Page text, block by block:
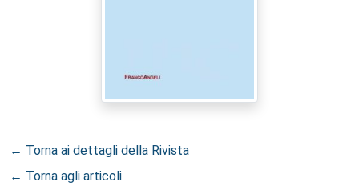
← Torna ai dettagli della Rivista
← Torna agli articoli